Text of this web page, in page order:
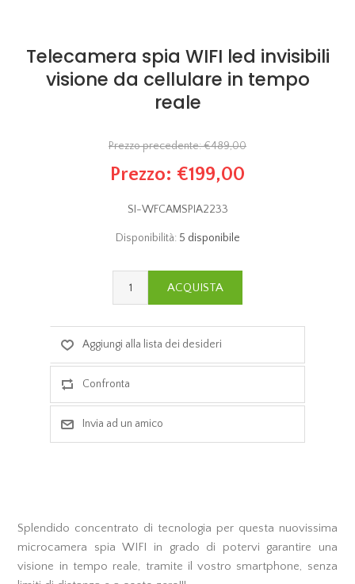
Telecamera spia WIFI led invisibili
visione da cellulare in tempo
reale
Prezzo precedente:€489,00
Prezzo: €199,00
SI-WFCAMSPIA2233
Disponibilità: 5 disponibile
Splendido concentrato di tecnologia per questa nuovissima
microcamera spia WIFI in grado di potervi garantire una
visione in tempo reale, tramite il vostro smartphone, senza